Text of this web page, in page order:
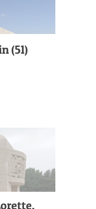
(51)